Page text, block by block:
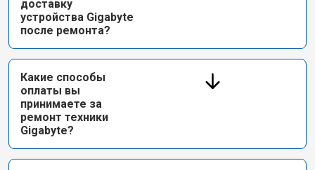
доставку
устройства Gigabyte
после ремонта?
Какие способы
оплаты вы
принимаете за
ремонт техники
Gigabyte?